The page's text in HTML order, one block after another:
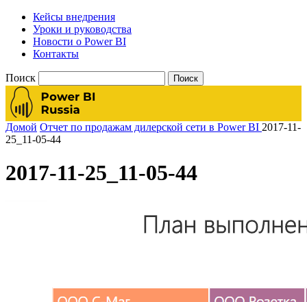
Кейсы внедрения
Уроки и руководства
Новости о Power BI
Контакты
Поиск
Домой Отчет по продажам дилерской сети в Power BI 2017-11-
25_11-05-44
2017-11-25_11-05-44